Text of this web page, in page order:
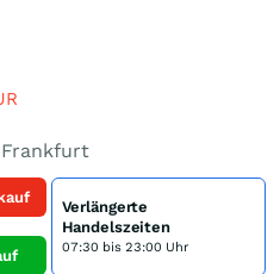
Frankfurt
Verlängerte
Handelszeiten
07:30 bis 23:00 Uhr